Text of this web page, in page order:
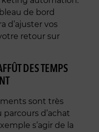
de bord
d’ajuster vos
retour sur
DES TEMPS
sont très
d’achat
s’agir de la